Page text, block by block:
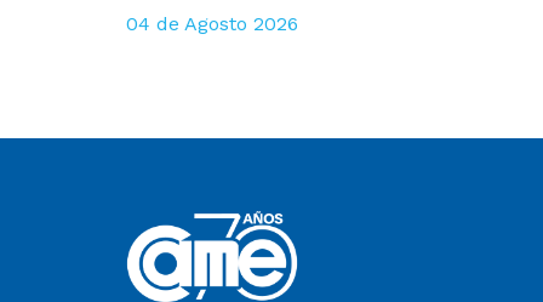
04 de Agosto 2026